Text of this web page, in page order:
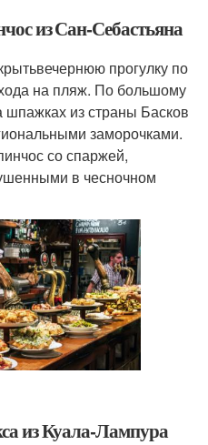
из Сан-Себастьяна
прогулку по
на пляж. По большому
шпажках из страны Басков
заморочками.
со спаржей,
в чесночном
из Куала-Лампура